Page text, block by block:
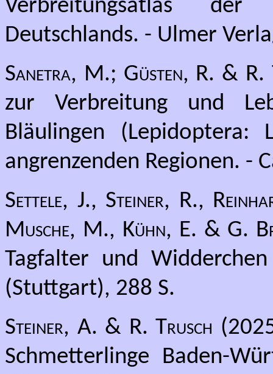
Verbreitungsatlas
Deutschlands. - Ulmer
Sanetra, M.; Güsten, R. & R.
zur Verbreitung und
Bläulingen (Lepidoptera:
angrenzenden Regionen. -
Settele, J., Steiner, R.,
Musche, M., Kühn, E. & G.
Tagfalter und
(Stuttgart), 288 S.
Steiner, A. & R. Trusch
Schmetterlinge Baden-